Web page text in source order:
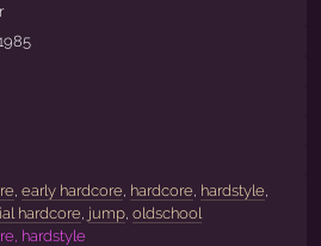
early hardcore hardcore hardstyle
hardcore jump, oldschool
hardstyle